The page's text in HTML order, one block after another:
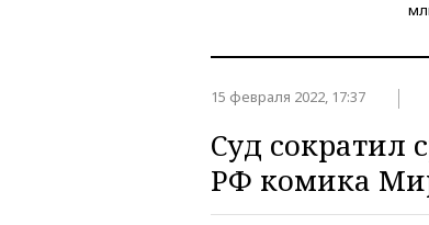
15 февраля 2022, 17:37
Суд сократил
РФ комика